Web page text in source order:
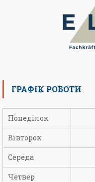
ГРАФІК РОБОТИ
Понеділок
Вівторок
Середа
Четвер